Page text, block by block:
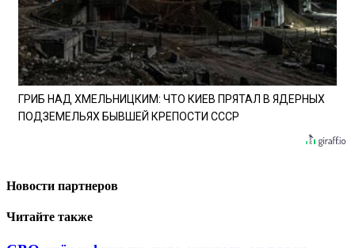
ГРИБ НАД ХМЕЛЬНИЦКИМ: ЧТО КИЕВ ПРЯТАЛ В ЯДЕРНЫХ
ПОДЗЕМЕЛЬЯХ БЫВШЕЙ КРЕПОСТИ СССР
Новости партнеров
Читайте также